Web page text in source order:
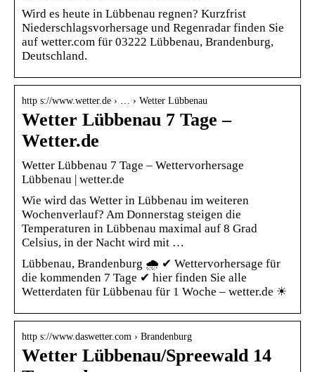
Wird es heute in Lübbenau regnen? Kurzfrist
Niederschlagsvorhersage und Regenradar finden Sie
auf wetter.com für 03222 Lübbenau, Brandenburg,
Deutschland.
http s://www.wetter.de › … › Wetter Lübbenau
Wetter Lübbenau 7 Tage –
Wetter.de
Wetter Lübbenau 7 Tage – Wettervorhersage
Lübbenau | wetter.de
Wie wird das Wetter in Lübbenau im weiteren
Wochenverlauf? Am Donnerstag steigen die
Temperaturen in Lübbenau maximal auf 8 Grad
Celsius, in der Nacht wird mit …
Lübbenau, Brandenburg 🌧️ ✔ Wettervorhersage für
die kommenden 7 Tage ✔ hier finden Sie alle
Wetterdaten für Lübbenau für 1 Woche – wetter.de ☀
http s://www.daswetter.com › Brandenburg
Wetter Lübbenau/Spreewald 14